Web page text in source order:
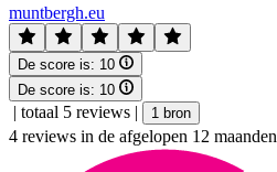
muntbergh.eu
De score is: 10
De score is: 10
| totaal 5 reviews | 1 bron
4 reviews in de afgelopen 12 maanden